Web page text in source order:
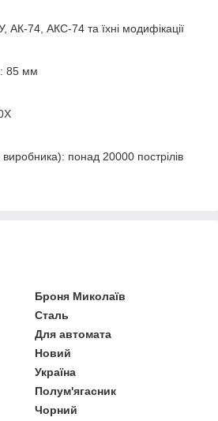
АК-74, АКС-74 та їхні модифікації
85 мм
понад 20000 пострілів
Броня Миколаїв
Сталь
Для автомата
Новий
Україна
Полум'ягасник
Чорний